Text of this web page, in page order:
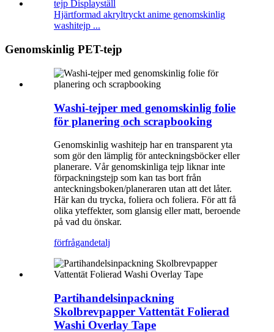
Hjärtformad akryltryckt anime genomskinlig
washitejp ...
Genomskinlig PET-tejp
Washi-tejper med genomskinlig folie
för planering och scrapbooking
Genomskinlig washitejp har en transparent yta
som gör den lämplig för anteckningsböcker eller
planerare. Vår genomskinliga tejp liknar inte
förpackningstejp som kan tas bort från
anteckningsboken/planeraren utan att det låter.
Här kan du trycka, foliera och foliera. För att få
olika yteffekter, som glansig eller matt, beroende
på vad du önskar.
förfrågandetalj
Partihandelsinpackning
Skolbrevpapper Vattentät Folierad
Washi Overlay Tape